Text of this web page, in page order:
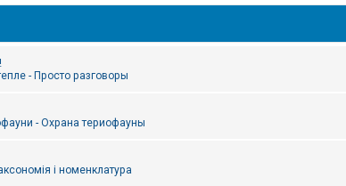
- Просто разговоры
- Охрана териофауны
і номенклатура